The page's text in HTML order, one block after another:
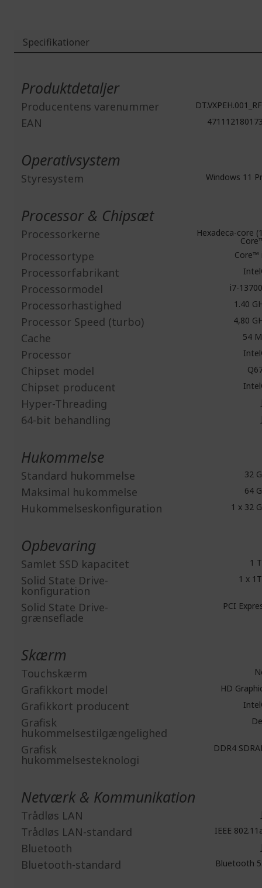
Specifikationer
Produktdetaljer
Producentens varenummer
EAN
Operativsystem
Styresystem Windows 11
Processor & Chipsæt
Processorkerne Hexadeca-core
Processortype Core™
Processorfabrikant
Processormodel i7-
Processorhastighed 1.40
Processor Speed (turbo) 4,80
Cache 54
Processor
Chipset model
Chipset producent
Hyper-Threading
64-bit behandling
Hukommelse
Standard hukommelse 32
Maksimal hukommelse 64
Hukommelseskonfiguration 1 x 32
Opbevaring
Samlet SSD kapacitet 1
Solid State Drive-
konfiguration
1 x
Solid State Drive-
grænseflade
PCI
Skærm
Touchskærm
Grafikkort model HD
Grafikkort producent
Grafisk
hukommelsestilgængelighed
Grafisk
hukommelsesteknologi
DDR4
Netværk & Kommunikation
Trådløs LAN
Trådløs LAN-standard IEEE
Bluetooth
Bluetooth-standard Bluetooth